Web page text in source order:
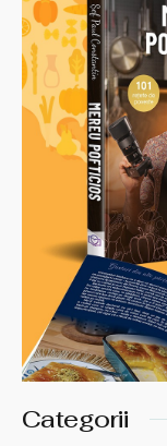
Categorii